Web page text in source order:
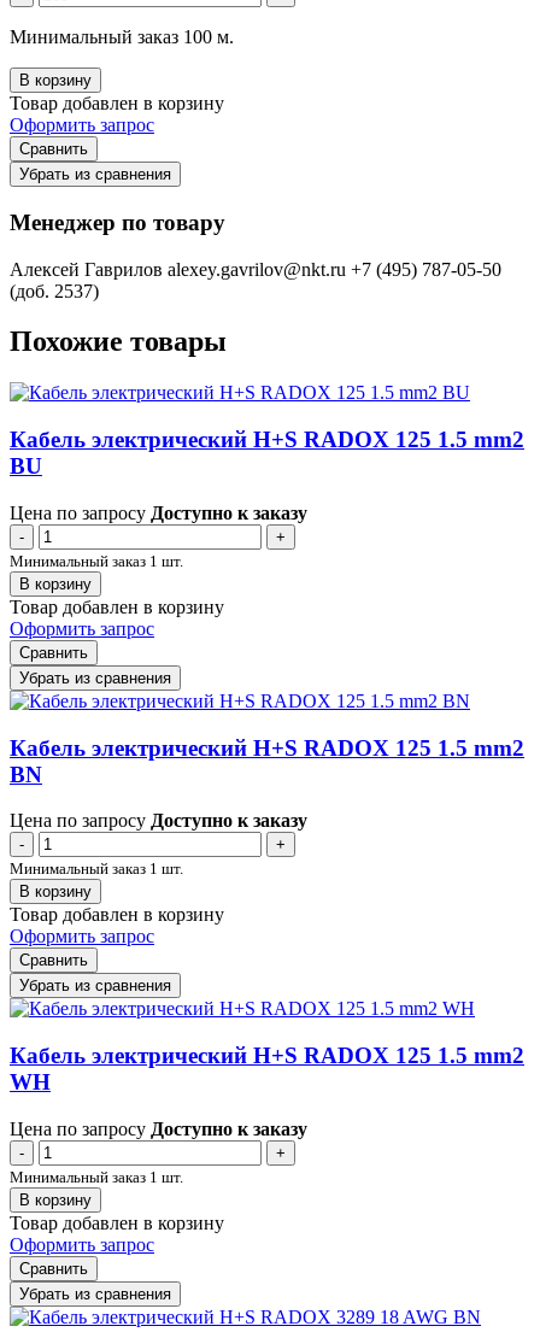
Минимальный заказ 100 м.
В корзину
Товар добавлен в корзину
Оформить запрос
Сравнить
Убрать из сравнения
Менеджер по товару
Алексей Гаврилов alexey.gavrilov@nkt.ru +7 (495) 787-05-50
(доб. 2537)
Похожие товары
Кабель электрический H+S RADOX 125 1.5 mm2
BU
Цена по запросу Доступно к заказу
-
+
Минимальный заказ 1 шт.
В корзину
Товар добавлен в корзину
Оформить запрос
Сравнить
Убрать из сравнения
Кабель электрический H+S RADOX 125 1.5 mm2
BN
Цена по запросу Доступно к заказу
-
+
Минимальный заказ 1 шт.
В корзину
Товар добавлен в корзину
Оформить запрос
Сравнить
Убрать из сравнения
Кабель электрический H+S RADOX 125 1.5 mm2
WH
Цена по запросу Доступно к заказу
-
+
Минимальный заказ 1 шт.
В корзину
Товар добавлен в корзину
Оформить запрос
Сравнить
Убрать из сравнения